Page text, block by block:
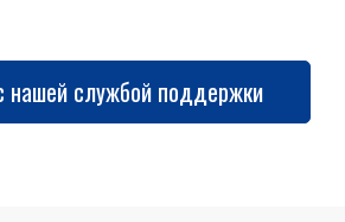
нашей службой поддержки